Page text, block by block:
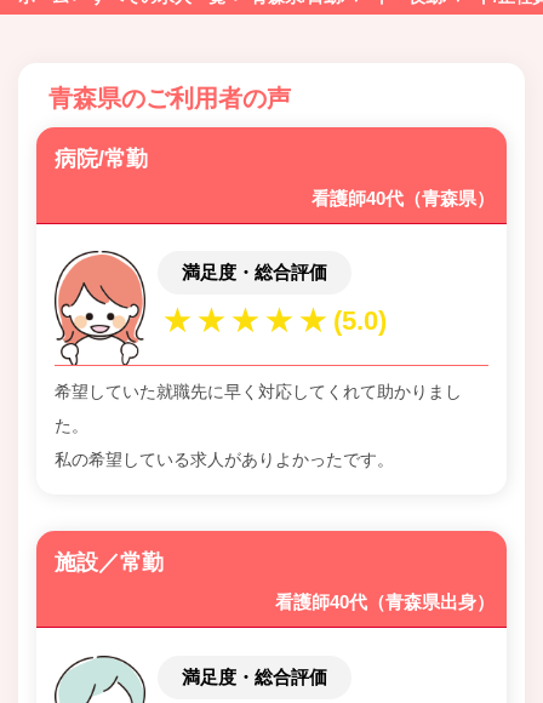
青森県のご利用者の声
病院/常勤
看護師40代（青森県）
満足度・総合評価
希望していた就職先に早く対応してくれて助かりまし
た。
私の希望している求人がありよかったです。
施設／常勤
看護師40代（青森県出身）
満足度・総合評価